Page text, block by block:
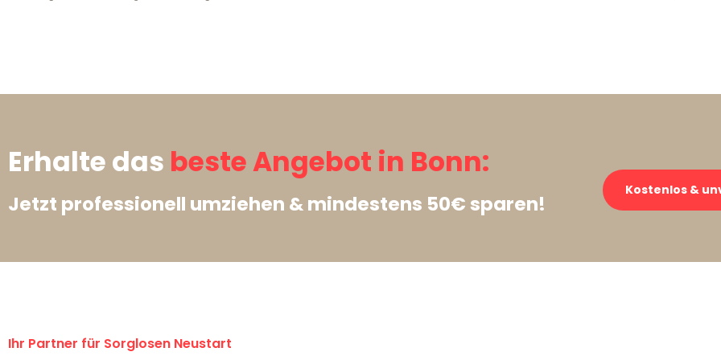
Erhalte das beste Angebot in Bonn:
Jetzt professionell umziehen & mindestens 50€ sparen!
Kostenlos &
Ihr Partner für Sorglosen Neustart